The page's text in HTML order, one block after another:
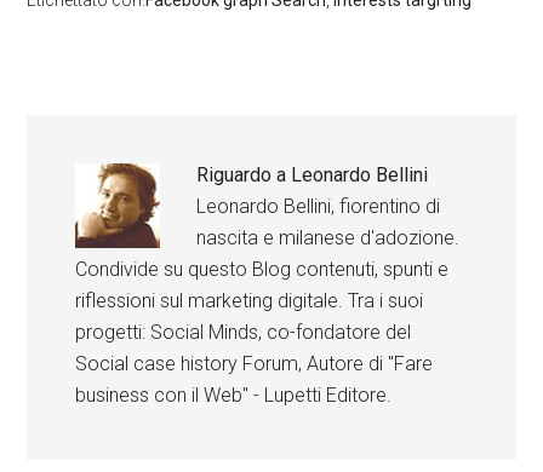
Riguardo a Leonardo Bellini
Leonardo Bellini, fiorentino di
nascita e milanese d'adozione.
Condivide su questo Blog contenuti, spunti e
riflessioni sul marketing digitale. Tra i suoi
progetti: Social Minds, co-fondatore del
Social case history Forum, Autore di "Fare
business con il Web" - Lupetti Editore.